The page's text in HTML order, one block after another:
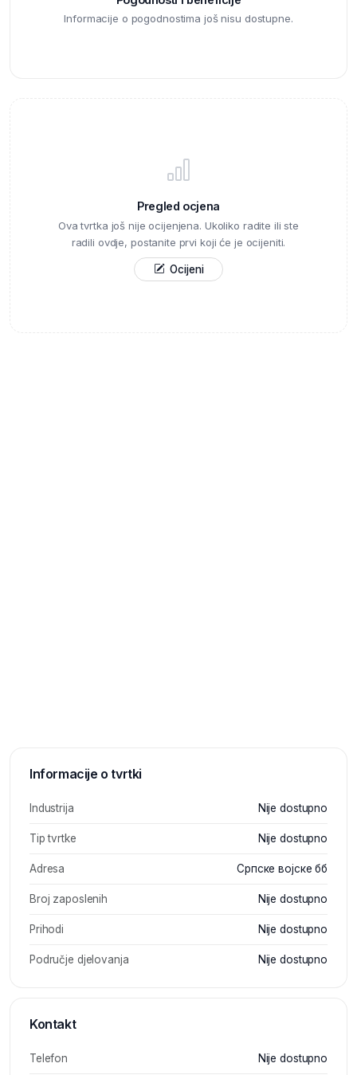
Informacije o pogodnostima još nisu dostupne.
Pregled ocjena
Ova tvrtka još nije ocijenjena. Ukoliko radite ili ste
radili ovdje, postanite prvi koji će je ocijeniti.
Ocijeni
Informacije o tvrtki
Industrija Nije dostupno
Tip tvrtke Nije dostupno
Adresa Српске војске бб
Broj zaposlenih Nije dostupno
Prihodi Nije dostupno
Područje djelovanja Nije dostupno
Kontakt
Telefon Nije dostupno